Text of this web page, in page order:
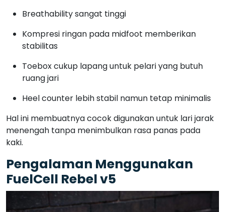
Breathability sangat tinggi
Kompresi ringan pada midfoot memberikan
stabilitas
Toebox cukup lapang untuk pelari yang butuh
ruang jari
Heel counter lebih stabil namun tetap minimalis
Hal ini membuatnya cocok digunakan untuk lari jarak
menengah tanpa menimbulkan rasa panas pada
kaki.
Pengalaman Menggunakan
FuelCell Rebel v5